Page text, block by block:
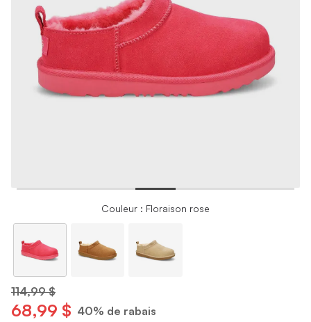
Couleur : Floraison rose
114,99 $
68,99 $ 40% de rabais